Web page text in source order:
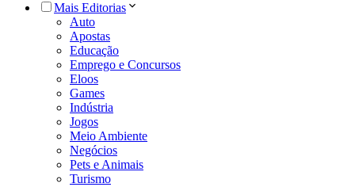
Mais Editorias
Auto
Apostas
Educação
Emprego e Concursos
Eloos
Games
Indústria
Jogos
Meio Ambiente
Negócios
Pets e Animais
Turismo